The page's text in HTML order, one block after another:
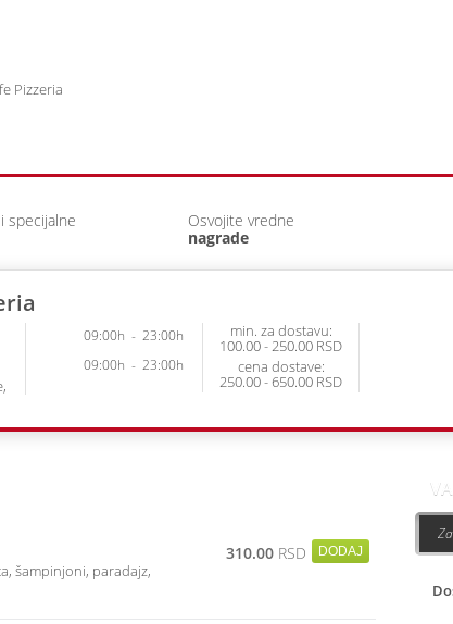
Pizzeria
specijalne
Osvojite vredne
nagrade
09:00h - 23:00h
09:00h - 23:00h
min. za dostavu:
100.00 - 250.00 RSD
cena dostave:
250.00 - 650.00 RSD
šampinjoni, paradajz,
310.00 RSD